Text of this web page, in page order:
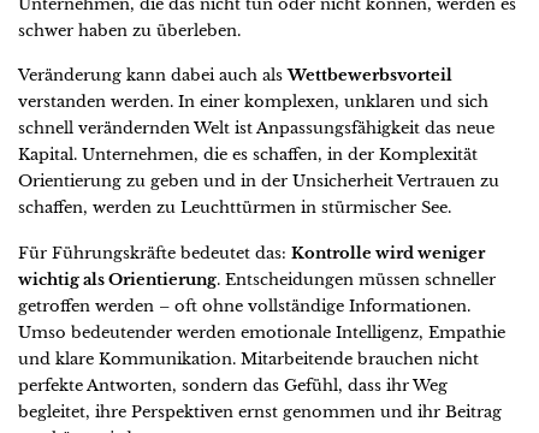
schwer haben zu überleben.
Veränderung kann dabei auch alsWettbewerbsvorteil
verstanden werden. In einer komplexen, unklaren und sich
schnell verändernden Welt ist Anpassungsfähigkeit das neue
Kapital. Unternehmen, die es schaffen, in der Komplexität
Orientierung zu geben und in der Unsicherheit Vertrauen zu
schaffen, werden zu Leuchttürmen in stürmischer See.
Für Führungskräfte bedeutet das: Kontrolle wird weniger
wichtig als Orientierung. Entscheidungen müssen schneller
getroffen werden – oft ohne vollständige Informationen.
Umso bedeutender werden emotionale Intelligenz, Empathie
und klare Kommunikation. Mitarbeitende brauchen nicht
perfekte Antworten, sondern das Gefühl, dass ihr Weg
begleitet, ihre Perspektiven ernst genommen und ihr Beitrag